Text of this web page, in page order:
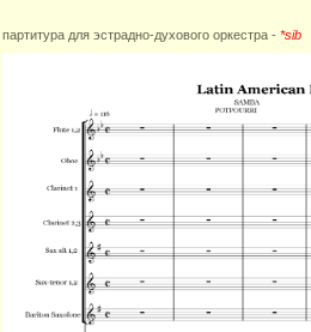
партитура для эстрадно-духового оркестра - *sib